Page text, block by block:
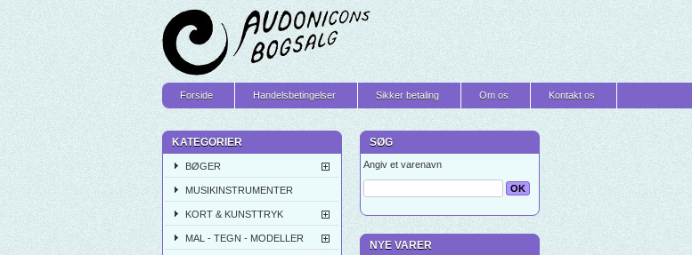
Forside Handelsbetingelser Sikker betaling Om os Kontakt os
KATEGORIER
BØGER
MUSIKINSTRUMENTER
KORT & KUNSTTRYK
MAL - TEGN - MODELLER
SØG
Angiv et varenavn
NYE VARER